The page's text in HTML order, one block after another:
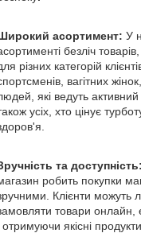
асортимент: У
безліч
різних категорій
вагітних
які ведуть
усіх, хто цінує
та доступність:
робить покупки
Клієнти можуть
товари онлайн,
отримуючи якісні